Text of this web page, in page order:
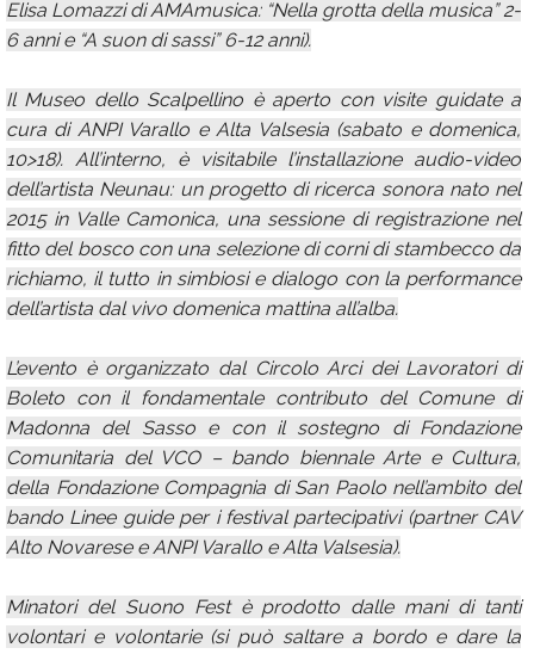
Elisa Lomazzi di AMAmusica: “Nella grotta della musica” 2-
6 anni e “A suon di sassi” 6-12 anni).
Il Museo dello Scalpellino è aperto con visite guidate a
cura di ANPI Varallo e Alta Valsesia (sabato e domenica,
10>18). All’interno, è visitabile l’installazione audio-video
dell’artista Neunau: un progetto di ricerca sonora nato nel
2015 in Valle Camonica, una sessione di registrazione nel
fitto del bosco con una selezione di corni di stambecco da
richiamo, il tutto in simbiosi e dialogo con la performance
dell’artista dal vivo domenica mattina all’alba.
L’evento è organizzato dal Circolo Arci dei Lavoratori di
Boleto con il fondamentale contributo del Comune di
Madonna del Sasso e con il sostegno di Fondazione
Comunitaria del VCO – bando biennale Arte e Cultura,
della Fondazione Compagnia di San Paolo nell’ambito del
bando Linee guide per i festival partecipativi (partner CAV
Alto Novarese e ANPI Varallo e Alta Valsesia).
Minatori del Suono Fest è prodotto dalle mani di tanti
volontari e volontarie (si può saltare a bordo e dare la